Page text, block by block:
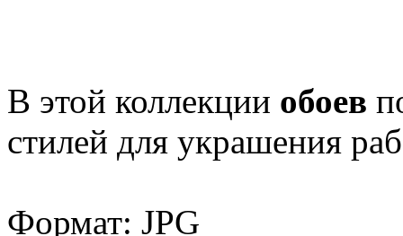
В этой коллекции обоев
стилей для украшения
Формат: JPG